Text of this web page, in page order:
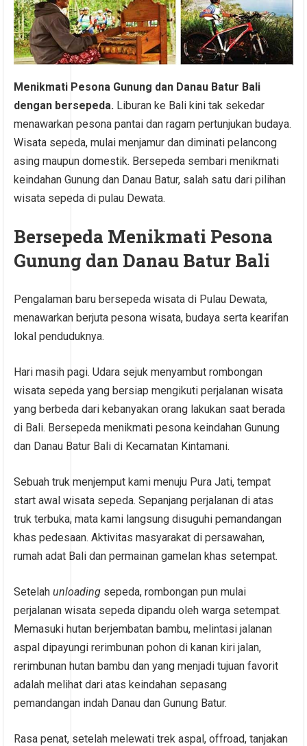
Menikmati Pesona Gunung dan Danau Batur Bali
dengan bersepeda. Liburan ke Bali kini tak sekedar
menawarkan pesona pantai dan ragam pertunjukan budaya.
Wisata sepeda, mulai menjamur dan diminati pelancong
asing maupun domestik. Bersepeda sembari menikmati
keindahan Gunung dan Danau Batur, salah satu dari pilihan
wisata sepeda di pulau Dewata.
Bersepeda Menikmati Pesona
Gunung dan Danau Batur Bali
Pengalaman baru bersepeda wisata di Pulau Dewata,
menawarkan berjuta pesona wisata, budaya serta kearifan
lokal penduduknya.
Hari masih pagi. Udara sejuk menyambut rombongan
wisata sepeda yang bersiap mengikuti perjalanan wisata
yang berbeda dari kebanyakan orang lakukan saat berada
di Bali. Bersepeda menikmati pesona keindahan Gunung
dan Danau Batur Bali di Kecamatan Kintamani.
Sebuah truk menjemput kami menuju Pura Jati, tempat
start awal wisata sepeda. Sepanjang perjalanan di atas
truk terbuka, mata kami langsung disuguhi pemandangan
khas pedesaan. Aktivitas masyarakat di persawahan,
rumah adat Bali dan permainan gamelan khas setempat.
Setelahunloading sepeda, rombongan pun mulai
perjalanan wisata sepeda dipandu oleh warga setempat.
Memasuki hutan berjembatan bambu, melintasi jalanan
aspal dipayungi rerimbunan pohon di kanan kiri jalan,
rerimbunan hutan bambu dan yang menjadi tujuan favorit
adalah melihat dari atas keindahan sepasang
pemandangan indah Danau dan Gunung Batur.
Rasa penat, setelah melewati trek aspal, offroad, tanjakan